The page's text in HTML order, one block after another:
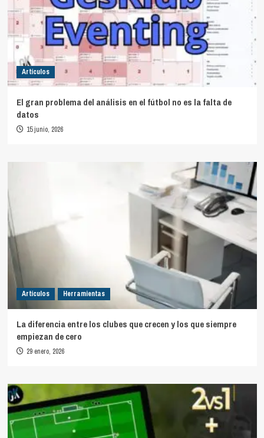
Artículos
El gran problema del análisis en el fútbol no es la falta de
datos
15 junio, 2026
Artículos Herramientas
La diferencia entre los clubes que crecen y los que siempre
empiezan de cero
29 enero, 2026